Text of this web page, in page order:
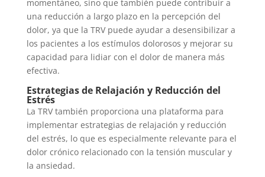
momentáneo, sino que también puede contribuir a
una reducción a largo plazo en la percepción del
dolor, ya que la TRV puede ayudar a desensibilizar a
los pacientes a los estímulos dolorosos y mejorar su
capacidad para lidiar con el dolor de manera más
efectiva.
Estrategias de Relajación y Reducción del
Estrés
La TRV también proporciona una plataforma para
implementar estrategias de relajación y reducción
del estrés, lo que es especialmente relevante para el
dolor crónico relacionado con la tensión muscular y
la ansiedad.